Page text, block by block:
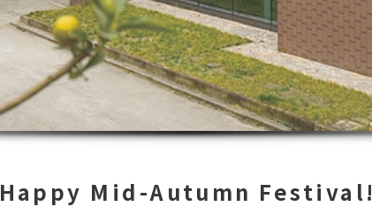
Happy Mid-Autumn Festival!